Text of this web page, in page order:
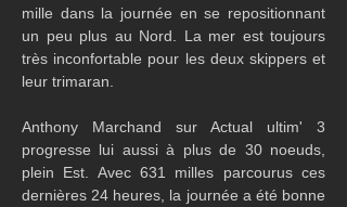
mille dans la journée en se repositionnant
un peu plus au Nord. La mer est toujours
très inconfortable pour les deux skippers et
leur trimaran.
Anthony Marchand sur Actual ultim' 3
progresse lui aussi à plus de 30 noeuds,
plein Est. Avec 631 milles parcourus ces
dernières 24 heures, la journée a été bonne